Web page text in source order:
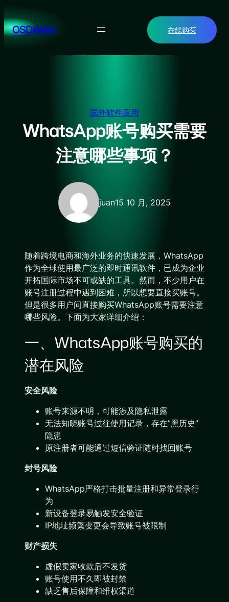
至
内OSDWAN 在线购买
国外软件应用
WhatsApp账号购买需要
注意哪些事项？
juan15 10 月, 2025
随着跨境电商和海外业务的快速发展，WhatsApp
作为全球使用最广泛的即时通讯软件，已成为企业
开拓国际市场不可或缺的工具。然而，不少用户在
账号注册过程中遇到困难，所以想要直接买账号。
但是很多用户问直接购买WhatsApp账号需要注意
哪些风险。下面为大家详细介绍：
一、WhatsApp账号购买的
潜在风险
安全风险
账号来源不明，可能涉及隐私泄露
无法知晓账号过往使用记录，存在”黑历史”
隐患
原注册者可能通过短信验证随时找回账号
封号风险
WhatsApp严格打击批量注册和异常登录行
为
新设备登录易触发安全验证
IP地址频繁变更会导致账号被限制
财产损失
虚假卖家收款后不发货
账号使用不久即被封禁
缺乏售后保障和维权渠道